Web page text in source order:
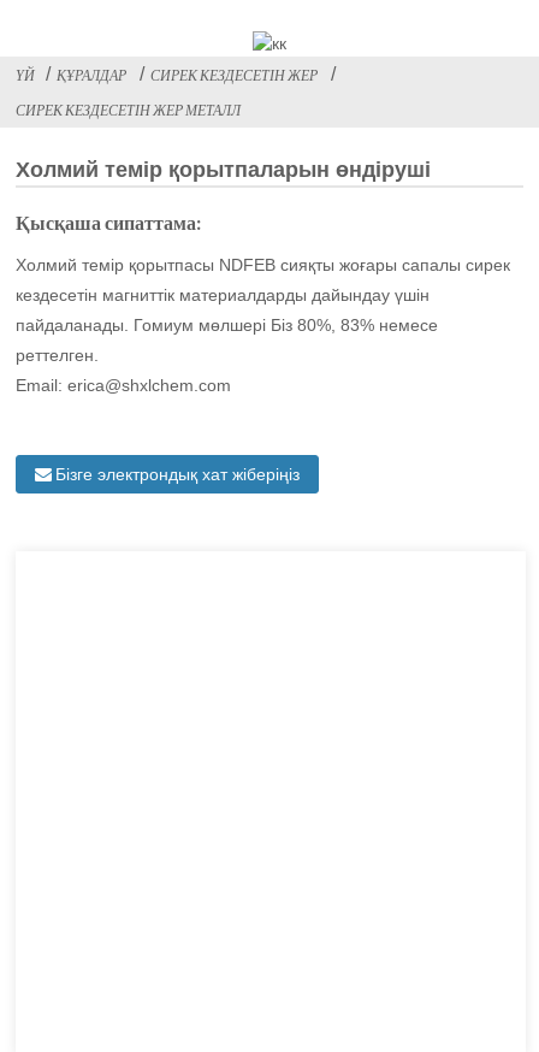
ҮЙ ҚҰРАЛДАР
СИРЕК КЕЗДЕСЕТІН ЖЕР
СИРЕК КЕЗДЕСЕТІН ЖЕР МЕТАЛЛ
Холмий темір қорытпаларын өндіруші
Қысқаша сипаттама:
Холмий темір қорытпасы NDFEB сияқты жоғары сапалы сирек
кездесетін магниттік материалдарды дайындау үшін
пайдаланады. Гомиум мөлшері Біз 80%, 83% немесе
реттелген.
Email: erica@shxlchem.com
Бізге электрондық хат жіберіңіз